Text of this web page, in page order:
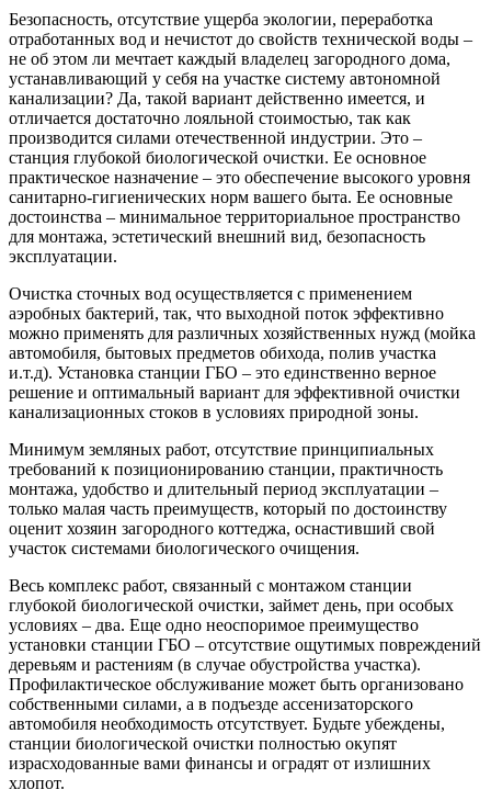
Безопасность, отсутствие ущерба экологии, переработка
отработанных вод и нечистот до свойств технической воды –
не об этом ли мечтает каждый владелец загородного дома,
устанавливающий у себя на участке систему автономной
канализации? Да, такой вариант действенно имеется, и
отличается достаточно лояльной стоимостью, так как
производится силами отечественной индустрии. Это –
станция глубокой биологической очистки. Ее основное
практическое назначение – это обеспечение высокого уровня
санитарно-гигиенических норм вашего быта. Ее основные
достоинства – минимальное территориальное пространство
для монтажа, эстетический внешний вид, безопасность
эксплуатации.
Очистка сточных вод осуществляется с применением
аэробных бактерий, так, что выходной поток эффективно
можно применять для различных хозяйственных нужд (мойка
автомобиля, бытовых предметов обихода, полив участка
и.т.д). Установка станции ГБО – это единственно верное
решение и оптимальный вариант для эффективной очистки
канализационных стоков в условиях природной зоны.
Минимум земляных работ, отсутствие принципиальных
требований к позиционированию станции, практичность
монтажа, удобство и длительный период эксплуатации –
только малая часть преимуществ, который по достоинству
оценит хозяин загородного коттеджа, оснастивший свой
участок системами биологического очищения.
Весь комплекс работ, связанный с монтажом станции
глубокой биологической очистки, займет день, при особых
условиях – два. Еще одно неоспоримое преимущество
установки станции ГБО – отсутствие ощутимых повреждений
деревьям и растениям (в случае обустройства участка).
Профилактическое обслуживание может быть организовано
собственными силами, а в подъезде ассенизаторского
автомобиля необходимость отсутствует. Будьте убеждены,
станции биологической очистки полностью окупят
израсходованные вами финансы и оградят от излишних
хлопот.